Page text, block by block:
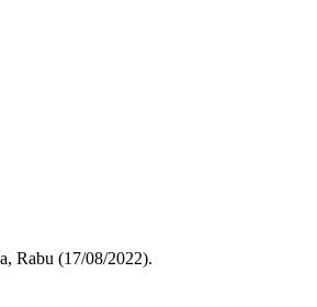
Rabu (17/08/2022).